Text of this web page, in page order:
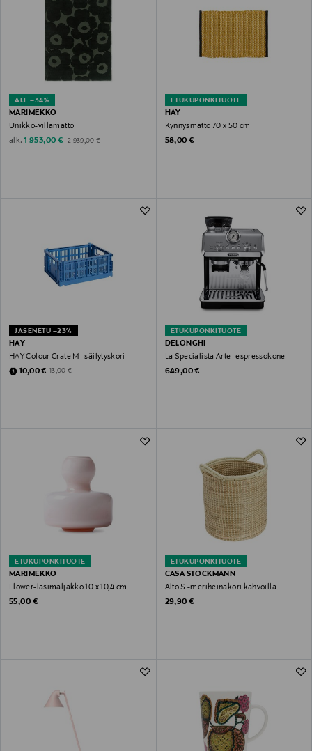
ALE –34%
MARIMEKKO
Unikko-villamatto
alk. Discounted Price
1 953,00 € Original Price
2 939,00 €
ETUKUPONKITUOTE
HAY
Kynnysmatto 70 x 50 cm
Original Price
58,00 €
JÄSENETU –23%
HAY
HAY Colour Crate M -säilytyskori
Discounted Price
10,00 € Original Price
13,00 €
ETUKUPONKITUOTE
DELONGHI
La Specialista Arte -espressokone
Original Price
649,00 €
ETUKUPONKITUOTE
MARIMEKKO
Flower-lasimaljakko 10 x 10,4 cm
Original Price
55,00 €
ETUKUPONKITUOTE
CASA STOCKMANN
Alto S -meriheinäkori kahvoilla
Original Price
29,90 €